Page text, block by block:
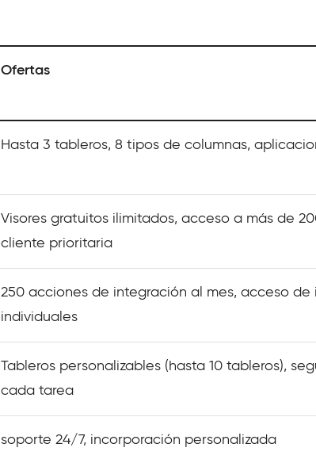
Ofertas
Hasta 3 tableros, 8 tipos de columnas,
Visores gratuitos ilimitados, acceso a más de
cliente prioritaria
250 acciones de integración al mes, acceso
individuales
Tableros personalizables (hasta 10 tableros),
cada tarea
soporte 24/7, incorporación personalizada